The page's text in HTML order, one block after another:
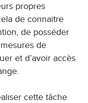
propres
de connaitre
de posséder
de
et d’avoir accès
cette tâche